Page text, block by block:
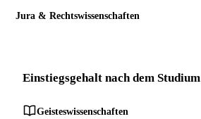
Jura & Rechtswissenschaften
Einstiegsgehalt nach dem Studium
Geisteswissenschaften